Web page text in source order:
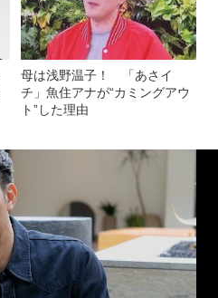
母は浅野温子！ 「あさイ
チ」魚住アナが“カミングアウ
ト”した理由